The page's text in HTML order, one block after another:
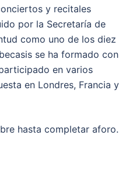
y recitales
por la Secretaría de
como uno de los diez
se ha formado con
en varios
en Londres, Francia y
hasta completar aforo.